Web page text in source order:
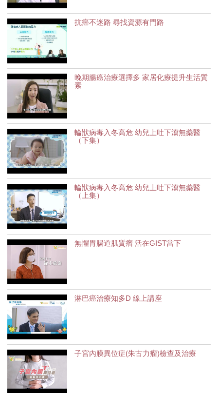
抗癌不迷路 尋找資源有門路
晚期腸癌治療選擇多 家居化療提升生活質
素
輪狀病毒入冬高危 幼兒上吐下瀉無藥醫
（下集）
輪狀病毒入冬高危 幼兒上吐下瀉無藥醫
（上集）
無懼胃腸道肌質瘤 活在GIST當下
淋巴癌治療知多D 線上講座
子宮內膜異位症(朱古力瘤)檢查及治療